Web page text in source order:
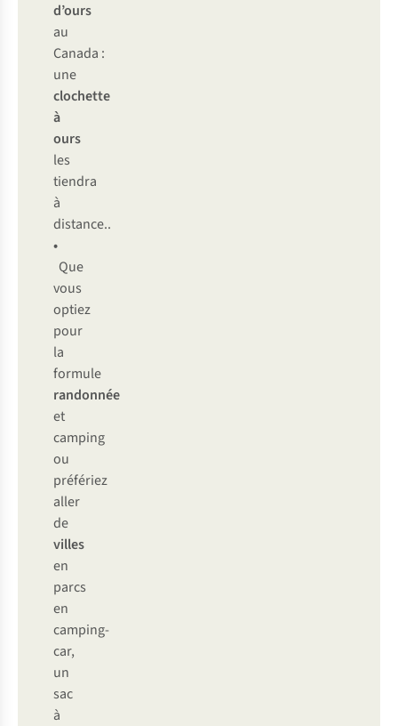
d’ours
au
Canada :
une
clochette
à
ours
les
tiendra
à
distance..
•
Que
vous
optiez
pour
la
formule
randonnée
et
camping
ou
préfériez
aller
de
villes
en
parcs
en
camping-
car,
un
sac
à